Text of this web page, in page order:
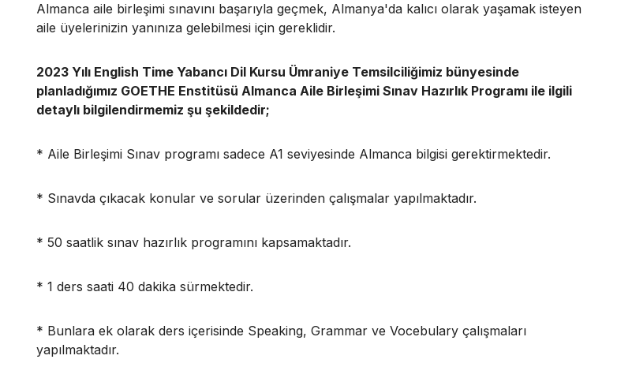
Almanca aile birleşimi sınavını başarıyla geçmek, Almanya'da kalıcı olarak yaşamak isteyen
aile üyelerinizin yanınıza gelebilmesi için gereklidir.
2023 Yılı English Time Yabancı Dil Kursu Ümraniye Temsilciliğimiz bünyesinde
planladığımız GOETHE Enstitüsü Almanca Aile Birleşimi Sınav Hazırlık Programı ile ilgili
detaylı bilgilendirmemiz şu şekildedir;
* Aile Birleşimi Sınav programı sadece A1 seviyesinde Almanca bilgisi gerektirmektedir.
* Sınavda çıkacak konular ve sorular üzerinden çalışmalar yapılmaktadır.
* 50 saatlik sınav hazırlık programını kapsamaktadır.
* 1 ders saati 40 dakika sürmektedir.
* Bunlara ek olarak ders içerisinde Speaking, Grammar ve Vocebulary çalışmaları
yapılmaktadır.